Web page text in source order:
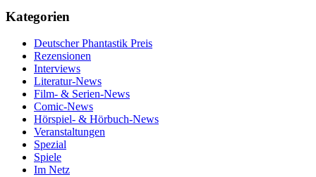
Kategorien
Deutscher Phantastik Preis
Rezensionen
Interviews
Literatur-News
Film- & Serien-News
Comic-News
Hörspiel- & Hörbuch-News
Veranstaltungen
Spezial
Spiele
Im Netz